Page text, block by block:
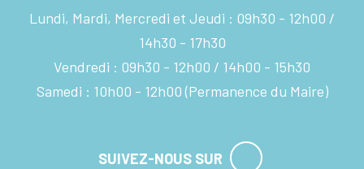
Lundi, Mardi, Mercredi et Jeudi : 09h30 - 12h00
14h30 - 17h30
Vendredi : 09h30 - 12h00
14h00 - 15h30
Samedi : 10h00 - 12h00 (Permanence du Maire)
SUIVEZ-NOUS SUR